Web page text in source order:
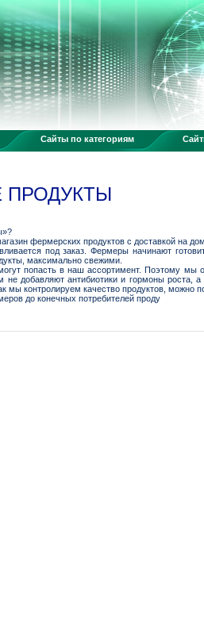
Сайты по категориям
ПРОДУКТЫ
фермерских продуктов с доставкой на
под заказ. Фермеры начинают
максимально свежими.
попасть в наш ассортимент. Поэтому мы
добавляют антибиотики и гормоны роста,
мы контролируем качество продуктов, можно
до конечных потребителей проду